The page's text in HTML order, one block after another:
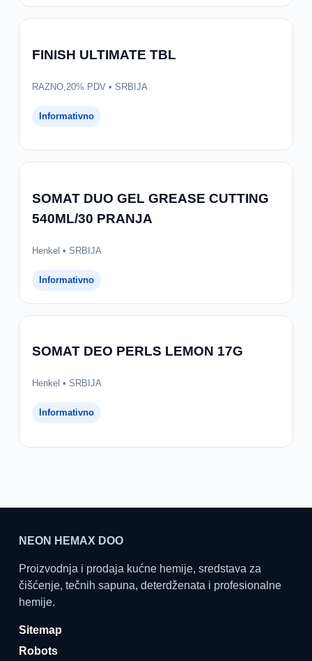
FINISH ULTIMATE TBL
RAZNO,20% PDV • SRBIJA
Informativno
SOMAT DUO GEL GREASE CUTTING
540ML/30 PRANJA
Henkel • SRBIJA
Informativno
SOMAT DEO PERLS LEMON 17G
Henkel • SRBIJA
Informativno
NEON HEMAX DOO
Proizvodnja i prodaja kućne hemije, sredstava za
čišćenje, tečnih sapuna, deterdženata i profesionalne
hemije.
Sitemap
Robots